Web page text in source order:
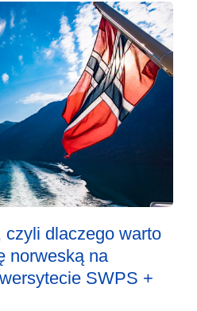
czyli dlaczego warto
norweską na
SWPS +